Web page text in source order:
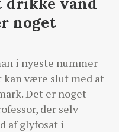
noget
i nyeste nummer
kan være slut med at
Det er noget
der selv
af glyfosat i